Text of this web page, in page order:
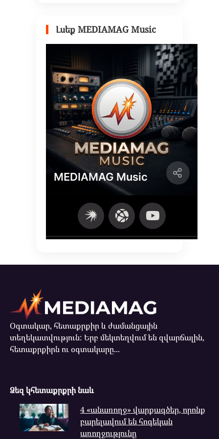
Լսեք MEDIAMAG Music
Օգտակար, հետաքրքիր և ժամանցային
տեղեկատվություն: Երբ մեկտեղվում են զվարճալին,
հետաքրքիրն ու օգտակարը...
Ձեզ կհետաքրքրի նաև
4 «անառողջ» վարքագծեր, որոնք
բարելավում են հոգեկան
առողջությունը